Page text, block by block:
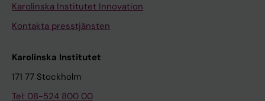
Karolinska Institutet Innovation
Kontakta presstjänsten
Karolinska Institutet
171 77 Stockholm
Tel: 08-524 800 00